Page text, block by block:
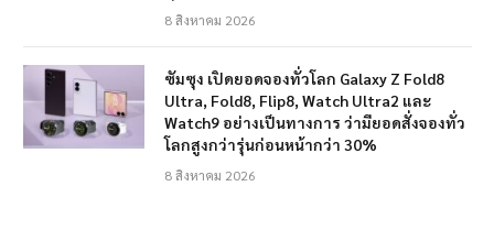
8 สิงหาคม 2026
ซัมซุง เปิดยอดจองทั่วโลก Galaxy Z Fold8
Ultra, Fold8, Flip8, Watch Ultra2 และ
Watch9 อย่างเป็นทางการ ว่ามียอดสั่งจองทั่ว
โลกสูงกว่ารุ่นก่อนหน้ากว่า 30%
8 สิงหาคม 2026